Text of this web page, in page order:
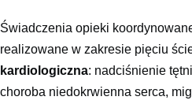
Świadczenia opieki
realizowane w zakresie pięciu
kardiologiczna: nadciśnienie
choroba niedokrwienna serca,